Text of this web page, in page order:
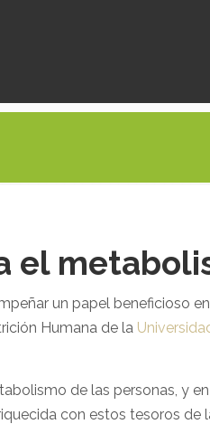
el
un papel beneficioso
Humana de la
de las personas, y
con estos tesoros de